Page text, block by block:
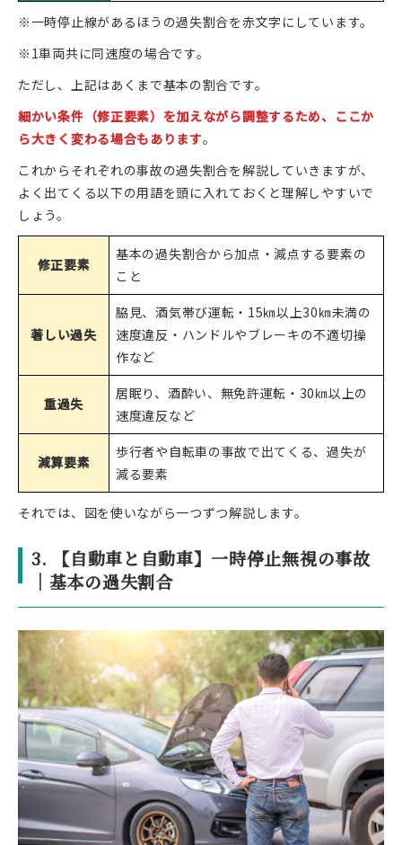
※一時停止線があるほうの過失割合を赤文字にしています。
※1車両共に同速度の場合です。
ただし、上記はあくまで基本の割合です。
細かい条件（修正要素）を加えながら調整するため、ここか
ら大きく変わる場合もあります。
これからそれぞれの事故の過失割合を解説していきますが、
よく出てくる以下の用語を頭に入れておくと理解しやすいで
しょう。
修正要素
基本の過失割合から加点・減点する要素の
こと
著しい過失
脇見、酒気帯び運転・15㎞以上30㎞未満の
速度違反・ハンドルやブレーキの不適切操
作など
重過失
居眠り、酒酔い、無免許運転・30㎞以上の
速度違反など
減算要素
歩行者や自転車の事故で出てくる、過失が
減る要素
それでは、図を使いながら一つずつ解説します。
3. 【自動車と自動車】一時停止無視の事故
｜基本の過失割合